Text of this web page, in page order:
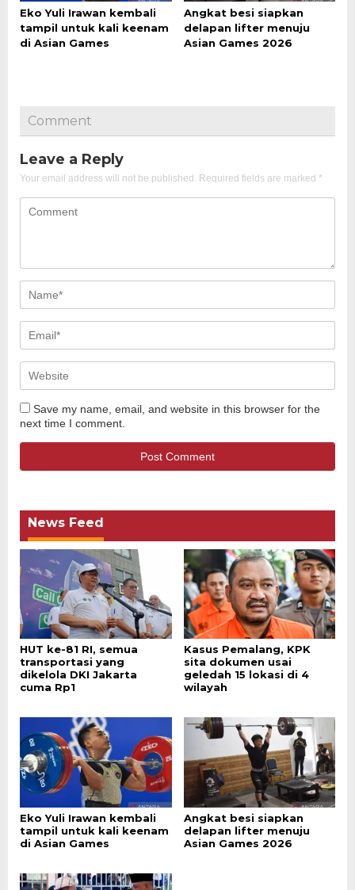
Eko Yuli Irawan kembali
tampil untuk kali keenam
di Asian Games
Angkat besi siapkan
delapan lifter menuju
Asian Games 2026
Comment
Leave a Reply
Your email address will not be published. Required fields are marked *
Save my name, email, and website in this browser for the
next time I comment.
News Feed
HUT ke-81 RI, semua
transportasi yang
dikelola DKI Jakarta
cuma Rp1
Kasus Pemalang, KPK
sita dokumen usai
geledah 15 lokasi di 4
wilayah
Eko Yuli Irawan kembali
tampil untuk kali keenam
di Asian Games
Angkat besi siapkan
delapan lifter menuju
Asian Games 2026